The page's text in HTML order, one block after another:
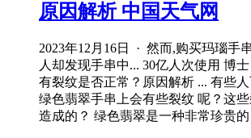
原因解析 中国天气网
2023年12月16日 · 然而,购买玛瑙手
人却发现手串中... 30亿人次使用 博
有裂纹是否正常？原因解析 ... 有些
绿色翡翠手串上会有些裂纹 呢？这
造成的？ 绿色翡翠是一种非常珍贵的